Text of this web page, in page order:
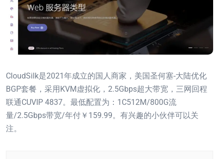
CloudSilk是2021年成立的国人商家，美国圣何塞-大陆优化
BGP套餐，采用KVM虚拟化，2.5Gbps超大带宽，三网回程
联通CUVIP 4837。最低配置为：1C512M/800G流
量/2.5Gbps带宽/年付￥159.99。有兴趣的小伙伴可以关
注。